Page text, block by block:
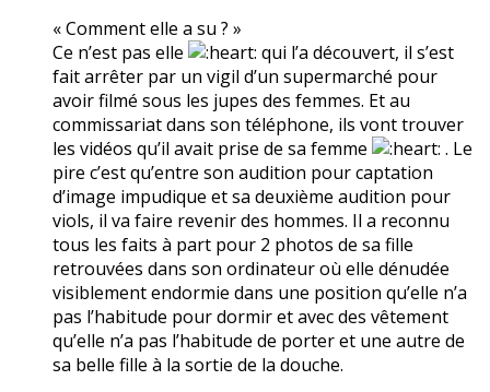
« Comment elle a su ? »
Ce n’est pas elle
qui l’a découvert, il s’est
fait arrêter par un vigil d’un supermarché pour
avoir filmé sous les jupes des femmes. Et au
commissariat dans son téléphone, ils vont trouver
les vidéos qu’il avait prise de sa femme
. Le
pire c’est qu’entre son audition pour captation
d’image impudique et sa deuxième audition pour
viols, il va faire revenir des hommes. Il a reconnu
tous les faits à part pour 2 photos de sa fille
retrouvées dans son ordinateur où elle dénudée
visiblement endormie dans une position qu’elle n’a
pas l’habitude pour dormir et avec des vêtement
qu’elle n’a pas l’habitude de porter et une autre de
sa belle fille à la sortie de la douche.